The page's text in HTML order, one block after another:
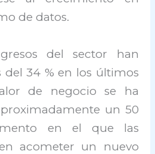
de datos.
del sector han
del 34 % en los últimos
de negocio se ha
un 50
en el que las
acometer un nuevo